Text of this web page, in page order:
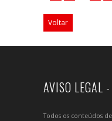
Voltar
AVISO LEGAL
Todos os conteúdos